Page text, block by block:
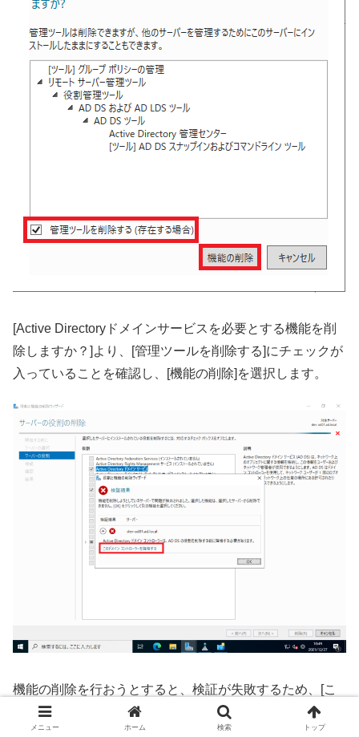
[Active Directoryドメインサービスを必要とする機能を削
除しますか？]より、[管理ツールを削除する]にチェックが
入っていることを確認し、[機能の削除]を選択します。
機能の削除を行おうとすると、検証が失敗するため、[こ
のドメインコントローラを降格する]を押下します。
メニュー ホーム 検索 トップ